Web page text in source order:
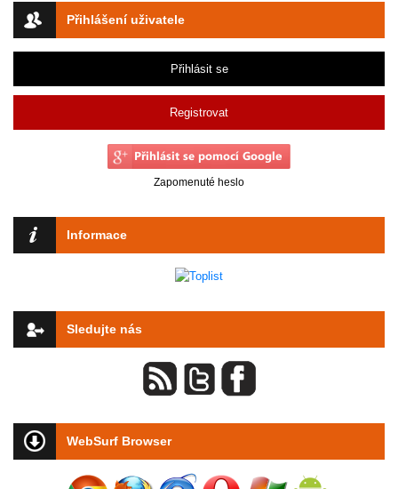
Přihlášení uživatele
Přihlásit se
Registrovat
Zapomenuté heslo
Informace
Sledujte nás
WebSurf Browser